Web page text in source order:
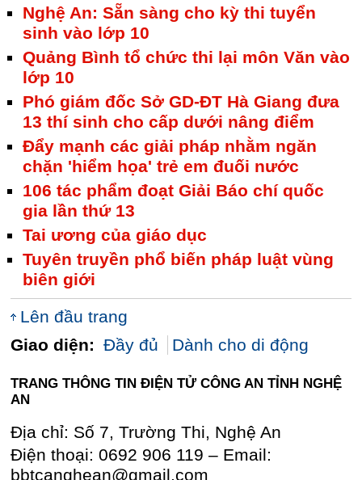
Nghệ An: Sẵn sàng cho kỳ thi tuyển
sinh vào lớp 10
Quảng Bình tổ chức thi lại môn Văn vào
lớp 10
Phó giám đốc Sở GD-ĐT Hà Giang đưa
13 thí sinh cho cấp dưới nâng điểm
Đẩy mạnh các giải pháp nhằm ngăn
chặn 'hiểm họa' trẻ em đuối nước
106 tác phẩm đoạt Giải Báo chí quốc
gia lần thứ 13
Tai ương của giáo dục
Tuyên truyền phổ biến pháp luật vùng
biên giới
Lên đầu trang
Giao diện: Đầy đủ Dành cho di động
TRANG THÔNG TIN ĐIỆN TỬ CÔNG AN TỈNH NGHỆ
AN
Địa chỉ: Số 7, Trường Thi, Nghệ An
Điện thoại: 0692 906 119 – Email:
bbtcanghean@gmail.com